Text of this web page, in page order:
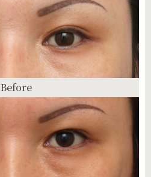
Before